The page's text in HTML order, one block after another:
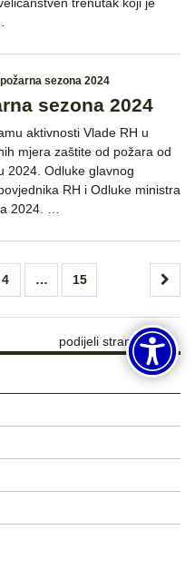
trenutak koji je
sezona 2024
sezona 2024
aktivnosti Vlade RH u
mjera zaštite od požara od
2024. Odluke glavnog
RH i Odluke ministra
2024. …
4 … 15
podijeli stranicu: